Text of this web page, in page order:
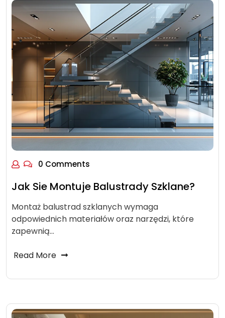
0 Comments
Jak Sie Montuje Balustrady Szklane?
Montaż balustrad szklanych wymaga
odpowiednich materiałów oraz narzędzi, które
zapewnią…
Read More